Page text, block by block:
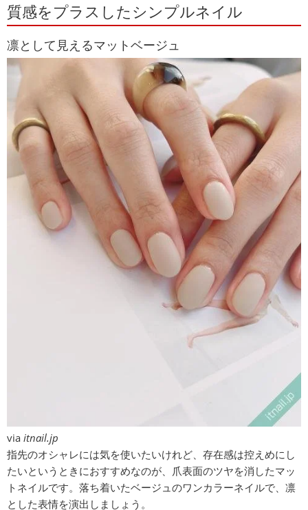
質感をプラスしたシンプルネイル
凛として見えるマットベージュ
via itnail.jp
指先のオシャレには気を使いたいけれど、存在感は控えめにし
たいというときにおすすめなのが、爪表面のツヤを消したマッ
トネイルです。落ち着いたベージュのワンカラーネイルで、凛
とした表情を演出しましょう。